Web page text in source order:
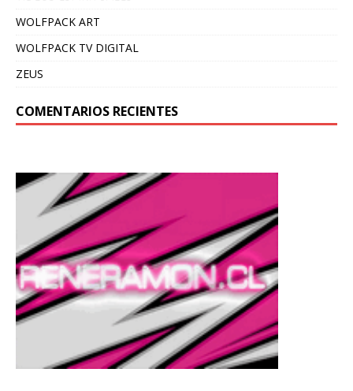
WOLFPACK ART
WOLFPACK TV DIGITAL
ZEUS
COMENTARIOS RECIENTES